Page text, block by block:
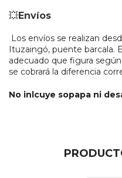
💥Envíos
Los envíos se realizan
Ituzaingó, puente barcala.
adecuado que figura
se cobrará la diferencia
No inlcuye sopapa ni